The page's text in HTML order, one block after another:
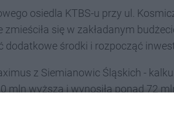
osiedla KTBS-u przy ul.
się w zakładanym
dodatkowe środki i rozpocząć
z Siemianowic Śląskich -
mln wyższa i wynosiła ponad 72
dokumenty i jeżeli będą zgodne z